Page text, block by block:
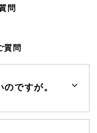
問
質問
ですが。